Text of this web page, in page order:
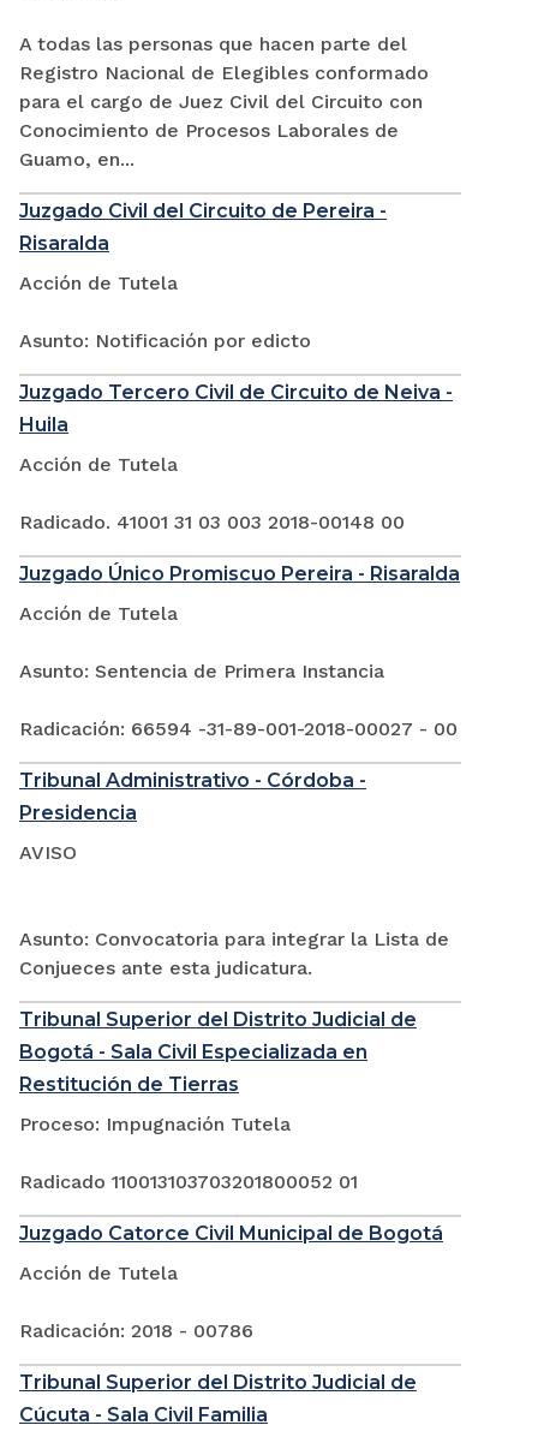
A todas las personas que hacen parte del
Registro Nacional de Elegibles conformado
para el cargo de Juez Civil del Circuito con
Conocimiento de Procesos Laborales de
Guamo, en...
Juzgado Civil del Circuito de Pereira -
Risaralda
Acción de Tutela
Asunto: Notificación por edicto
Juzgado Tercero Civil de Circuito de Neiva -
Huila
Acción de Tutela
Radicado. 41001 31 03 003 2018-00148 00
Juzgado Único Promiscuo Pereira - Risaralda
Acción de Tutela
Asunto: Sentencia de Primera Instancia
Radicación: 66594 -31-89-001-2018-00027 - 00
Tribunal Administrativo - Córdoba -
Presidencia
AVISO
Asunto: Convocatoria para integrar la Lista de
Conjueces ante esta judicatura.
Tribunal Superior del Distrito Judicial de
Bogotá - Sala Civil Especializada en
Restitución de Tierras
Proceso: Impugnación Tutela
Radicado 110013103703201800052 01
Juzgado Catorce Civil Municipal de Bogotá
Acción de Tutela
Radicación: 2018 - 00786
Tribunal Superior del Distrito Judicial de
Cúcuta - Sala Civil Familia